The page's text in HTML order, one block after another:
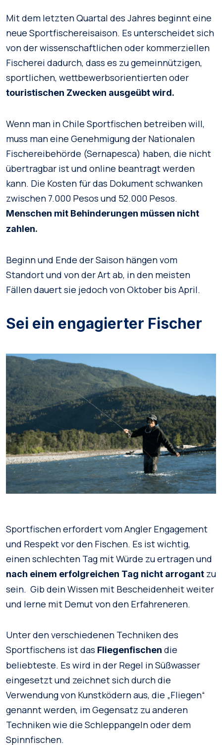
Mit dem letzten Quartal des Jahres beginnt eine
neue Sportfischereisaison. Es unterscheidet sich
von der wissenschaftlichen oder kommerziellen
Fischerei dadurch, dass es zu gemeinnützigen,
sportlichen, wettbewerbsorientierten oder
touristischen Zwecken ausgeübt wird.
Wenn man in Chile Sportfischen betreiben will,
muss man eine Genehmigung der Nationalen
Fischereibehörde (Sernapesca) haben, die nicht
übertragbar ist und online beantragt werden
kann. Die Kosten für das Dokument schwanken
zwischen 7.000 Pesos und 52.000 Pesos.
Menschen mit Behinderungen müssen nicht
zahlen.
Beginn und Ende der Saison hängen vom
Standort und von der Art ab, in den meisten
Fällen dauert sie jedoch von Oktober bis April.
Sei ein engagierter Fischer
Sportfischen erfordert vom Angler Engagement
und Respekt vor den Fischen. Es ist wichtig,
einen schlechten Tag mit Würde zu ertragen und
nach einem erfolgreichen Tag nicht arrogant zu
sein. Gib dein Wissen mit Bescheidenheit weiter
und lerne mit Demut von den Erfahreneren.
Unter den verschiedenen Techniken des
Sportfischens ist das Fliegenfischen die
beliebteste. Es wird in der Regel in Süßwasser
eingesetzt und zeichnet sich durch die
Verwendung von Kunstködern aus, die „Fliegen“
genannt werden, im Gegensatz zu anderen
Techniken wie die Schleppangeln oder dem
Spinnfischen.